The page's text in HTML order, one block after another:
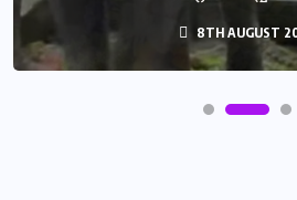
8TH AUGUST